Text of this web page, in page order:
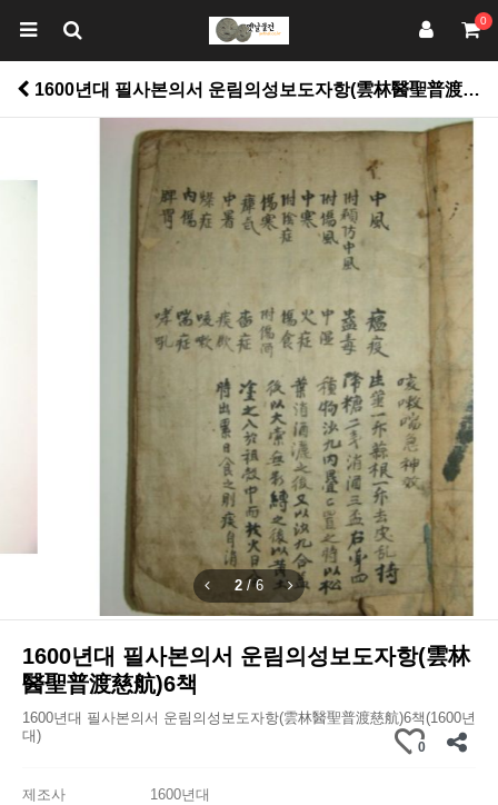
0
1600년대 필사본의서 운림의성보도자항(雲林醫聖普渡慈航)6책 > 고서적
2 /6
1600년대 필사본의서 운림의성보도자항(雲林
醫聖普渡慈航)6책
1600년대 필사본의서 운림의성보도자항(雲林醫聖普渡慈航)6책(1600년
대)
0
제조사
1600년대